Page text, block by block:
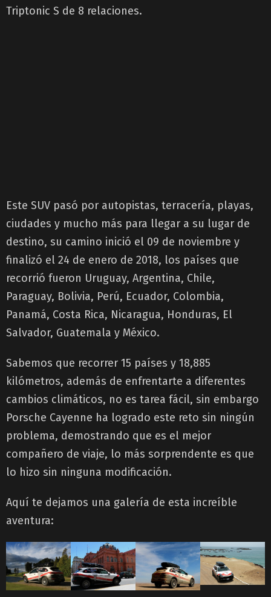
Triptonic S de 8 relaciones.
Este SUV pasó por autopistas, terracería, playas,
ciudades y mucho más para llegar a su lugar de
destino, su camino inició el 09 de noviembre y
finalizó el 24 de enero de 2018, los países que
recorrió fueron Uruguay, Argentina, Chile,
Paraguay, Bolivia, Perú, Ecuador, Colombia,
Panamá, Costa Rica, Nicaragua, Honduras, El
Salvador, Guatemala y México.
Sabemos que recorrer 15 países y 18,885
kilómetros, además de enfrentarte a diferentes
cambios climáticos, no es tarea fácil, sin embargo
Porsche Cayenne ha logrado este reto sin ningún
problema, demostrando que es el mejor
compañero de viaje, lo más sorprendente es que
lo hizo sin ninguna modificación.
Aquí te dejamos una galería de esta increíble
aventura: